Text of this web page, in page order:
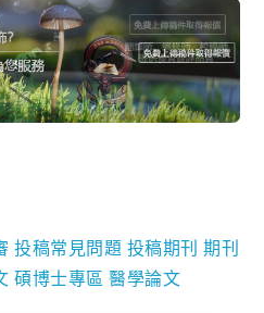
投稿常見問題 投稿期刊 期刊
碩博士專區 醫學論文